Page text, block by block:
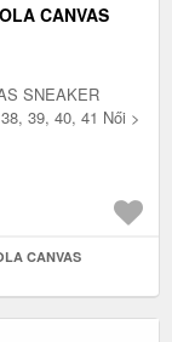
CANVAS
SNEAKER
39, 40, 41 Női >
CANVAS